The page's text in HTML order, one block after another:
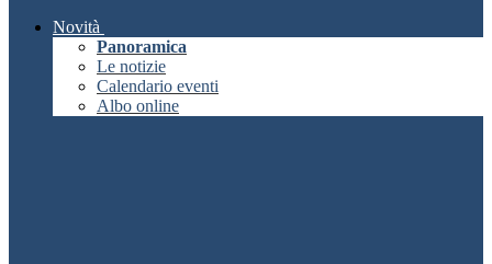
Novità
Panoramica
Le notizie
Calendario eventi
Albo online